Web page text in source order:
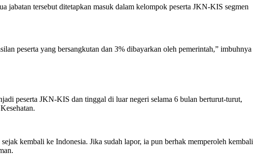
jabatan tersebut ditetapkan masuk dalam kelompok peserta JKN-KIS segmen
peserta yang bersangkutan dan 3% dibayarkan oleh pemerintah,” imbuhnya
peserta JKN-KIS dan tinggal di luar negeri selama 6 bulan berturut-turut,
kembali ke Indonesia. Jika sudah lapor, ia pun berhak memperoleh kembali